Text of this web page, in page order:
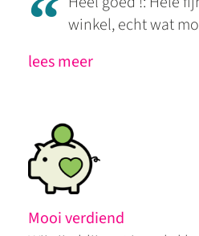
“ winkel, echt wat
lees meer
Mooi verdiend